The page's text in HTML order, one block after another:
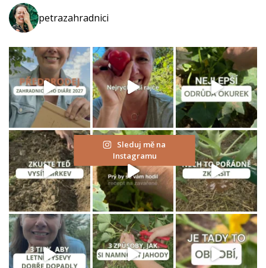
petrazahradnici
Sleduj mě na
Instagramu